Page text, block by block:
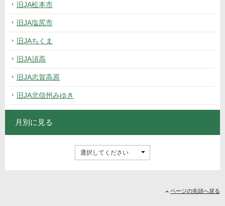
旧JA松本市
旧JA塩尻市
旧JAちくま
旧JA須高
旧JA志賀高原
旧JA北信州みゆき
月別に見る
ページの先頭へ戻る